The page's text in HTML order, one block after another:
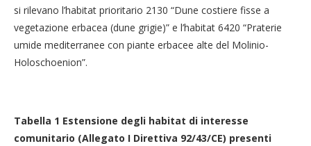
si rilevano l’habitat prioritario 2130 “Dune costiere fisse a
vegetazione erbacea (dune grigie)” e l’habitat 6420 “Praterie
umide mediterranee con piante erbacee alte del Molinio-
Holoschoenion”.
Tabella 1 Estensione degli habitat di interesse
comunitario (Allegato I Direttiva 92/43/CE) presenti